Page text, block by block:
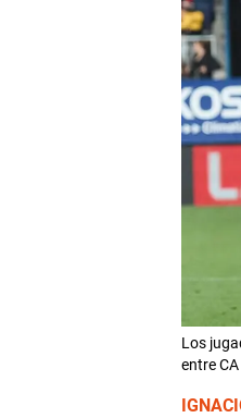
Los
entre